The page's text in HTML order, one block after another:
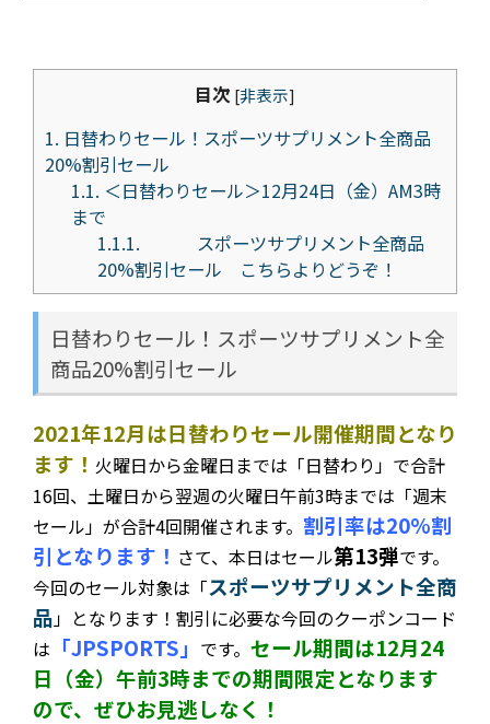
目次 [非表示]
1. 日替わりセール！スポーツサプリメント全商品
20%割引セール
1.1. ＜日替わりセール＞12月24日（金）AM3時
まで
1.1.1. スポーツサプリメント全商品
20%割引セール こちらよりどうぞ！
日替わりセール！スポーツサプリメント全
商品20%割引セール
2021年12月は日替わりセール開催期間となり
ます！ 火曜日から金曜日までは「日替わり」で合計
16回、土曜日から翌週の火曜日午前3時までは「週末
セール」が合計4回開催されます。 割引率は20%割
引となります！ さて、本日はセール第13弾です。
今回のセール対象は「スポーツサプリメント全商
品 」となります！割引に必要な今回のクーポンコード
は 「JPSPORTS」 です。 セール期間は12月24
日（金）午前3時までの期間限定となります
ので、ぜひお見逃しなく！